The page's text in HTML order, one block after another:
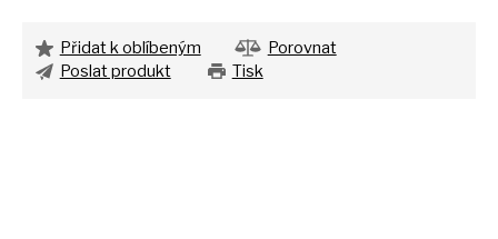
Přidat k oblíbeným
Porovnat
Poslat produkt
Tisk